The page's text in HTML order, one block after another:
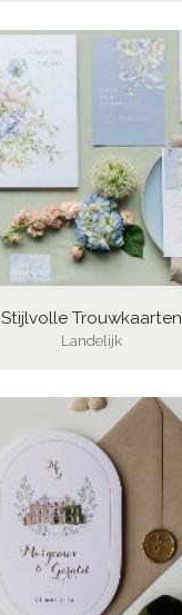
Stijlvolle Trouwkaarten
Landelijk